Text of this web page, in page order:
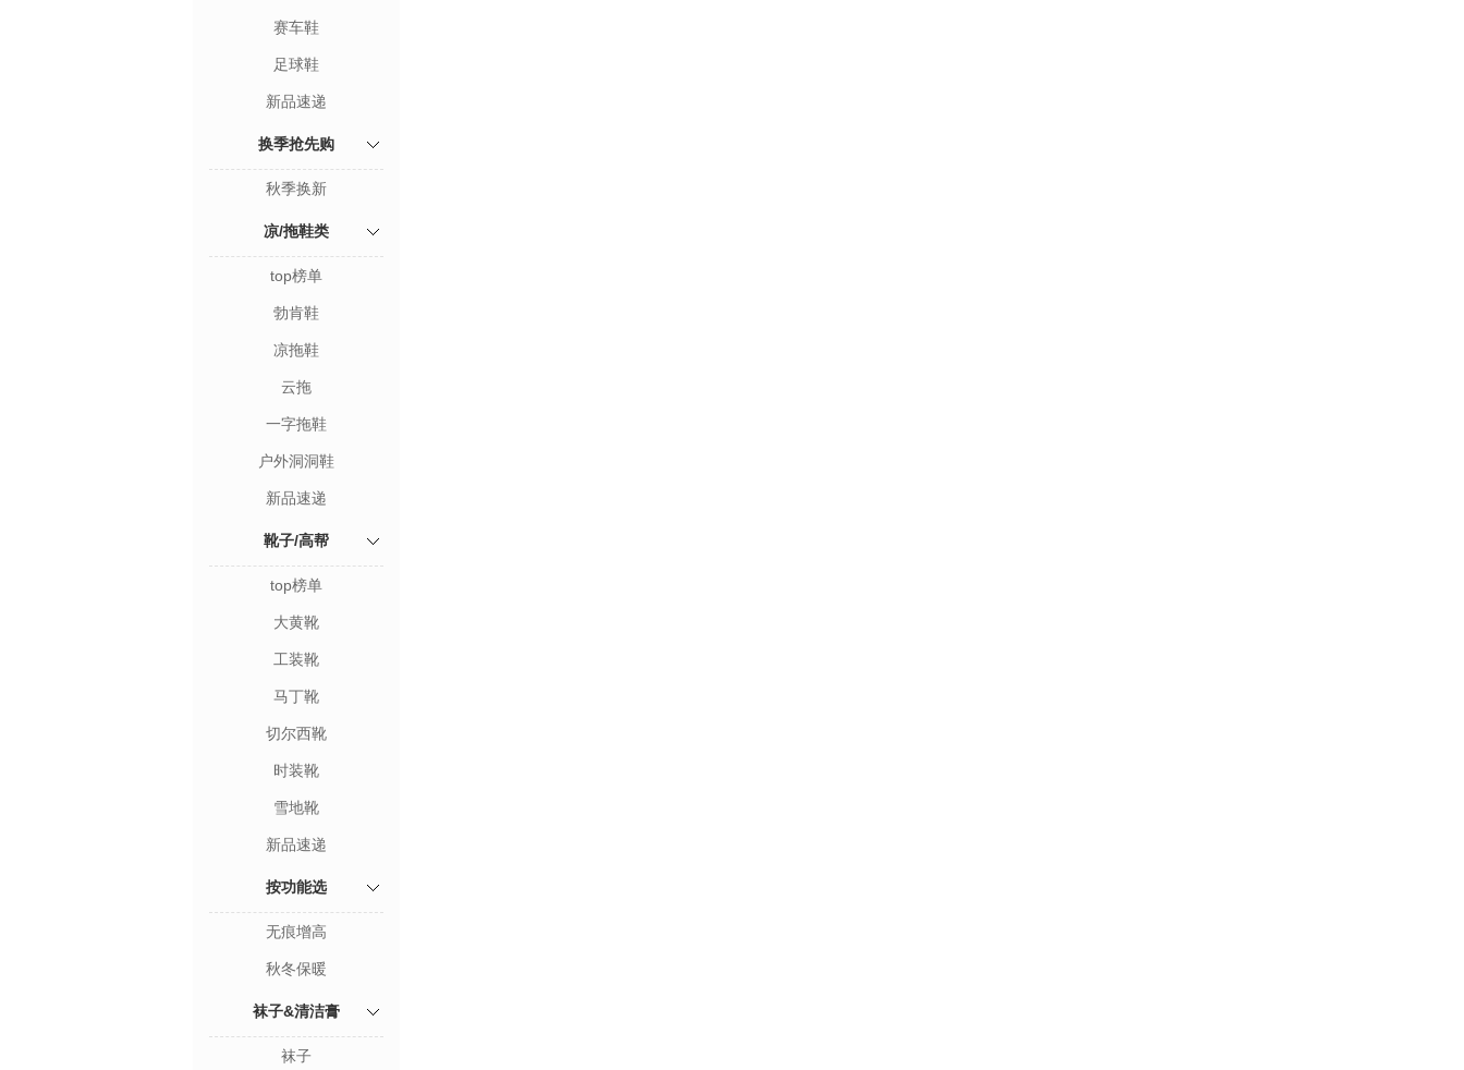
赛车鞋
足球鞋
新品速递
换季抢先购
秋季换新
凉/拖鞋类
top榜单
勃肯鞋
凉拖鞋
云拖
一字拖鞋
户外洞洞鞋
新品速递
靴子/高帮
top榜单
大黄靴
工装靴
马丁靴
切尔西靴
时装靴
雪地靴
新品速递
按功能选
无痕增高
秋冬保暖
袜子&清洁膏
袜子